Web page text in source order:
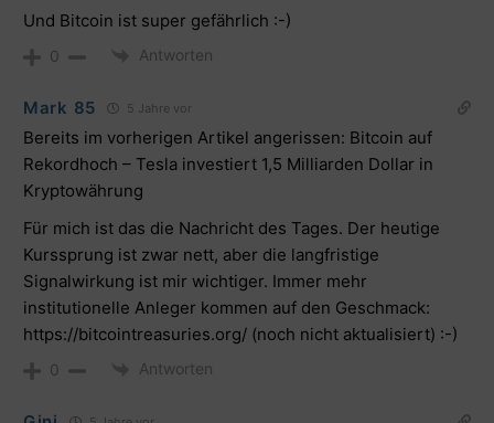
Und Bitcoin ist super gefährlich :-)
0 Antworten
Mark 85 5 Jahre vor
Bereits im vorherigen Artikel angerissen: Bitcoin auf
Rekordhoch – Tesla investiert 1,5 Milliarden Dollar in
Kryptowährung
Für mich ist das die Nachricht des Tages. Der heutige
Kurssprung ist zwar nett, aber die langfristige
Signalwirkung ist mir wichtiger. Immer mehr
institutionelle Anleger kommen auf den Geschmack:
https://bitcointreasuries.org/ (noch nicht aktualisiert) :-)
0 Antworten